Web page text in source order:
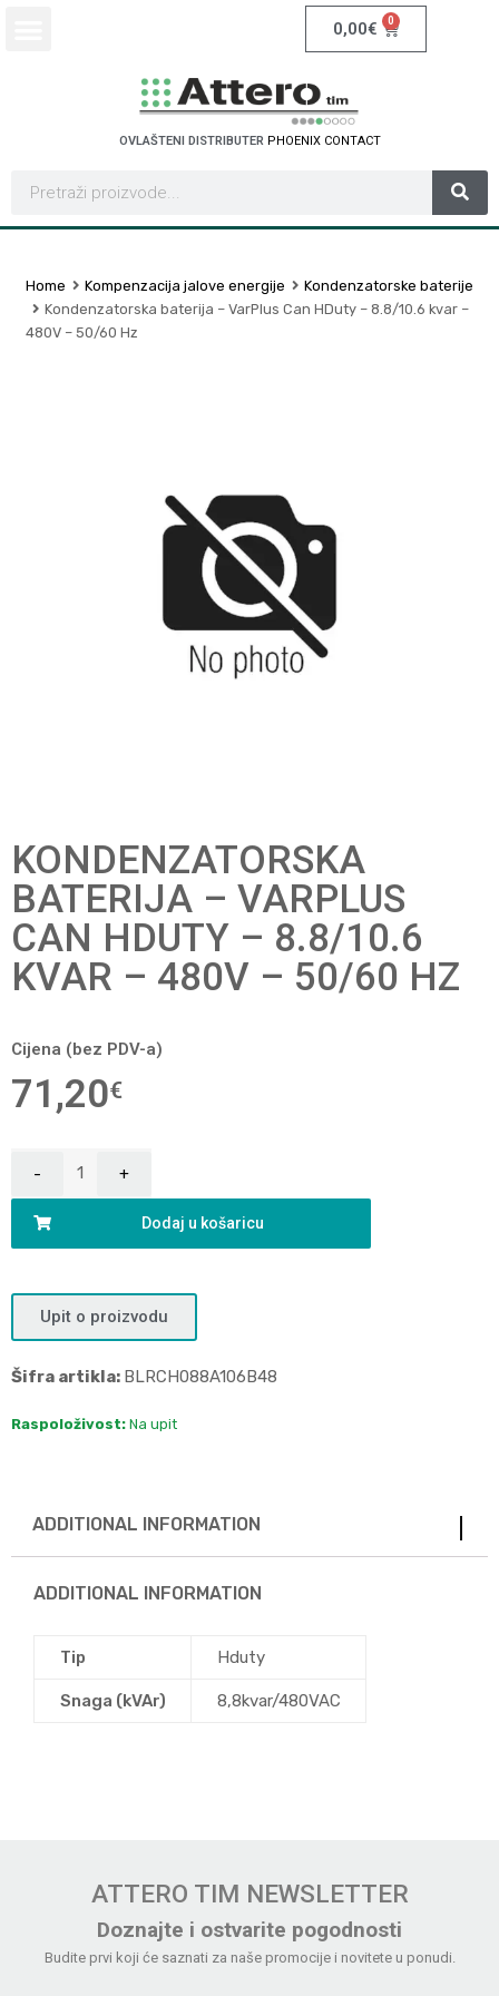
0,00€ 0
OVLAŠTENI DISTRIBUTER PHOENIX CONTACT
Home Kompenzacija jalove energije
Kondenzatorske baterije
Kondenzatorska baterija – VarPlus Can HDuty – 8.8/10.6 kvar –
480V – 50/60 Hz
KONDENZATORSKA
BATERIJA – VARPLUS
CAN HDUTY – 8.8/10.6
KVAR – 480V – 50/60 HZ
Cijena (bez PDV-a)
71,20€
Dodaj u košaricu
Upit o proizvodu
Šifra artikla: BLRCH088A106B48
Raspoloživost: Na upit
ADDITIONAL INFORMATION
ADDITIONAL INFORMATION
Tip Hduty
Snaga (kVAr) 8,8kvar/480VAC
ATTERO TIM NEWSLETTER
Doznajte i ostvarite pogodnosti
Budite prvi koji će saznati za naše promocije i novitete u ponudi.